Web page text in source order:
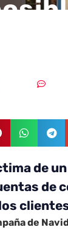
de
de
de